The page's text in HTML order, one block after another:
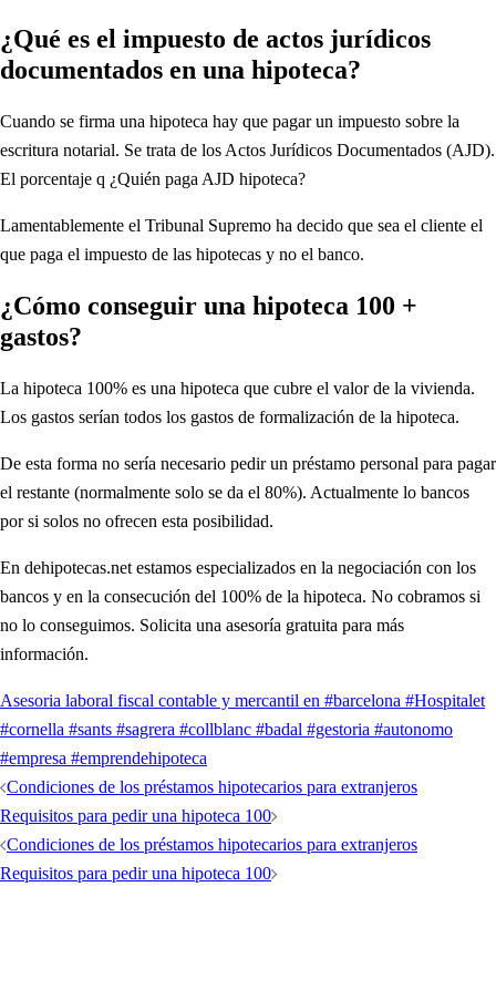
¿Qué es el impuesto de actos jurídicos
documentados en una hipoteca?
Cuando se firma una hipoteca hay que pagar un impuesto sobre la
escritura notarial. Se trata de los Actos Jurídicos Documentados (AJD).
El porcentaje q ¿Quién paga AJD hipoteca?
Lamentablemente el Tribunal Supremo ha decido que sea el cliente el
que paga el impuesto de las hipotecas y no el banco.
¿Cómo conseguir una hipoteca 100 +
gastos?
La hipoteca 100% es una hipoteca que cubre el valor de la vivienda.
Los gastos serían todos los gastos de formalización de la hipoteca.
De esta forma no sería necesario pedir un préstamo personal para pagar
el restante (normalmente solo se da el 80%). Actualmente lo bancos
por si solos no ofrecen esta posibilidad.
En dehipotecas.net estamos especializados en la negociación con los
bancos y en la consecución del 100% de la hipoteca. No cobramos si
no lo conseguimos. Solicita una asesoría gratuita para más
información.
Asesoria laboral fiscal contable y mercantil en #barcelona #Hospitalet
#cornella #sants #sagrera #collblanc #badal #gestoria #autonomo
#empresa #emprendehipoteca
Condiciones de los préstamos hipotecarios para extranjeros
Requisitos para pedir una hipoteca 100
Condiciones de los préstamos hipotecarios para extranjeros
Requisitos para pedir una hipoteca 100